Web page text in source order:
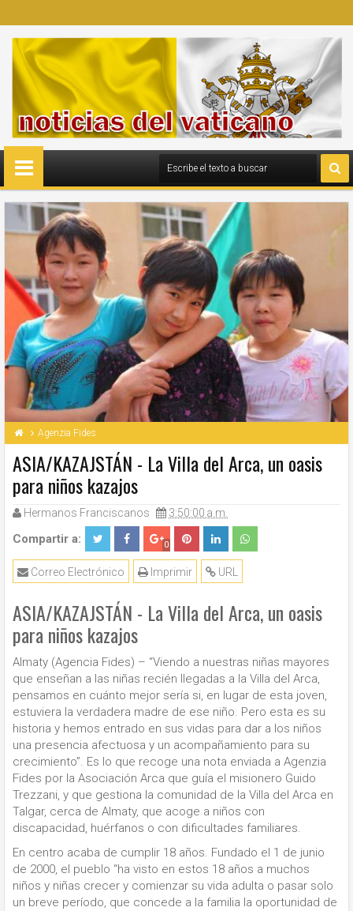
Agenzia Fides
ASIA/KAZAJSTÁN - La Villa del Arca, un oasis
para niños kazajos
Hermanos Franciscanos 3:50:00 a.m.
Compartir a: 0
URL
Imprimir
Correo Electrónico
ASIA/KAZAJSTÁN - La Villa del Arca, un oasis
para niños kazajos
Almaty (Agencia Fides) – “Viendo a nuestras niñas mayores
que enseñan a las niñas recién llegadas a la Villa del Arca,
pensamos en cuánto mejor sería si, en lugar de esta joven,
estuviera la verdadera madre de ese niño. Pero esta es su
historia y hemos entrado en sus vidas para dar a los niños
una presencia afectuosa y un acompañamiento para su
crecimiento”. Es lo que recoge una nota enviada a Agenzia
Fides por la Asociación Arca que guía el misionero Guido
Trezzani, y que gestiona la comunidad de la Villa del Arca en
Talgar, cerca de Almaty, que acoge a niños con
discapacidad, huérfanos o con dificultades familiares.
En centro acaba de cumplir 18 años. Fundado el 1 de junio
de 2000, el pueblo “ha visto en estos 18 años a muchos
niños y niñas crecer y comienzar su vida adulta o pasar solo
un breve período, que concede a la familia la oportunidad de